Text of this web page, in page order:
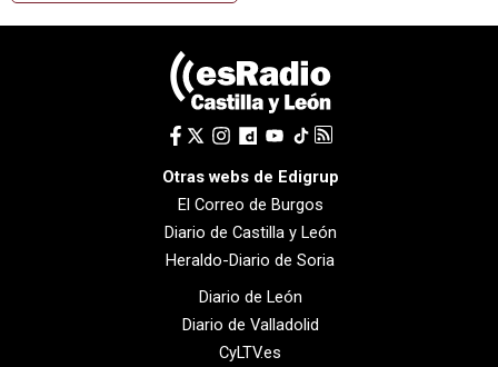
Otras webs de Edigrup
El Correo de Burgos
Diario de Castilla y León
Heraldo-Diario de Soria
Diario de León
Diario de Valladolid
CyLTV.es